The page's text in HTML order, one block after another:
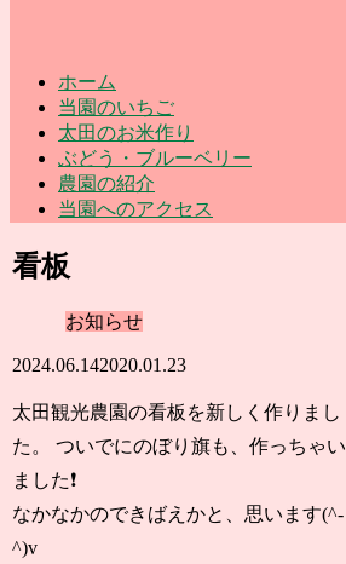
ホーム
当園のいちご
太田のお米作り
ぶどう・ブルーベリー
農園の紹介
当園へのアクセス
看板
お知らせ
2024.06.142020.01.23
太田観光農園の看板を新しく作りまし
た。 ついでにのぼり旗も、作っちゃい
ました❗
なかなかのできばえかと、思います(^-
^)v